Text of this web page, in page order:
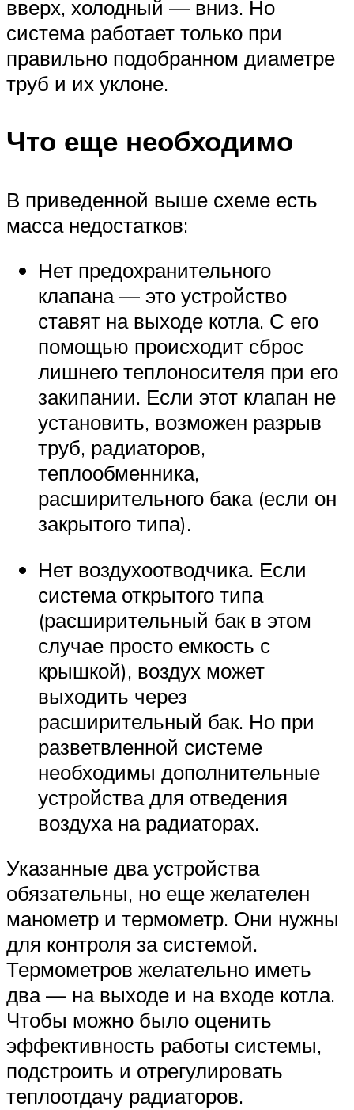
вверх, холодный — вниз. Но
система работает только при
правильно подобранном диаметре
труб и их уклоне.
Что еще необходимо
В приведенной выше схеме есть
масса недостатков:
Нет предохранительного
клапана — это устройство
ставят на выходе котла. С его
помощью происходит сброс
лишнего теплоносителя при его
закипании. Если этот клапан не
установить, возможен разрыв
труб, радиаторов,
теплообменника,
расширительного бака (если он
закрытого типа).
Нет воздухоотводчика. Если
система открытого типа
(расширительный бак в этом
случае просто емкость с
крышкой), воздух может
выходить через
расширительный бак. Но при
разветвленной системе
необходимы дополнительные
устройства для отведения
воздуха на радиаторах.
Указанные два устройства
обязательны, но еще желателен
манометр и термометр. Они нужны
для контроля за системой.
Термометров желательно иметь
два — на выходе и на входе котла.
Чтобы можно было оценить
эффективность работы системы,
подстроить и отрегулировать
теплоотдачу радиаторов.